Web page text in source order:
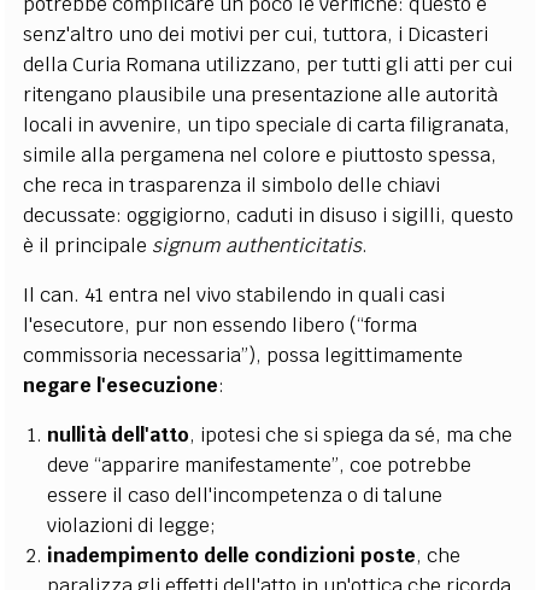
senz'altro uno dei motivi per cui, tuttora, i Dicasteri
della Curia Romana utilizzano, per tutti gli atti per cui
ritengano plausibile una presentazione alle autorità
locali in avvenire, un tipo speciale di carta filigranata,
simile alla pergamena nel colore e piuttosto spessa,
che reca in trasparenza il simbolo delle chiavi
decussate: oggigiorno, caduti in disuso i sigilli, questo
è il principale signum authenticitatis.
Il can. 41 entra nel vivo stabilendo in quali casi
l'esecutore, pur non essendo libero (“forma
commissoria necessaria”), possa legittimamente
negare l'esecuzione:
nullità dell'atto, ipotesi che si spiega da sé, ma che
deve “apparire manifestamente”, coe potrebbe
essere il caso dell'incompetenza o di talune
violazioni di legge;
inadempimento delle condizioni poste, che